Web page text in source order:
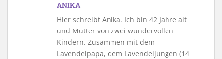
ANIKA
Hier schreibt Anika. Ich bin 42 Jahre alt
und Mutter von zwei wundervollen
Kindern. Zusammen mit dem
Lavendelpapa, dem Lavendeljungen (14